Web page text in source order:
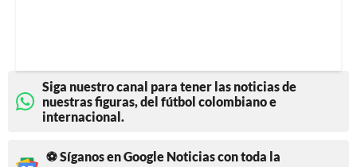
Siga nuestro canal para tener las noticias de
nuestras figuras, del fútbol colombiano e
internacional.
⚽ Síganos en Google Noticias con toda la